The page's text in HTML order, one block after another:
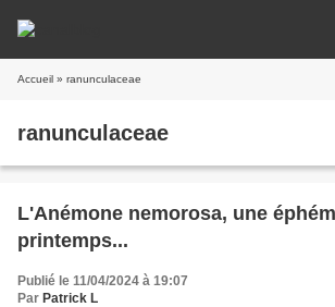
Accueil » ranunculaceae
ranunculaceae
L'Anémone nemorosa, une
printemps...
Publié le 11/04/2024 à 19:07
Par Patrick L